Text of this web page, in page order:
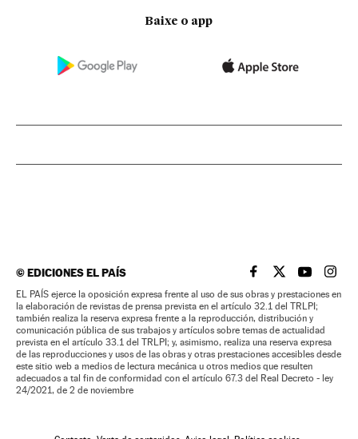
Baixe o app
©EDICIONES EL PAÍS EL PAÍS BRASIL EN
EL PAÍSEL PAÍS
EL
EL PAÍS ejerce la oposición expresa frente al uso de sus obras y prestaciones en
la elaboración de revistas de prensa prevista en el artículo 32.1 del TRLPI;
también realiza la reserva expresa frente a la reproducción, distribución y
comunicación pública de sus trabajos y artículos sobre temas de actualidad
prevista en el artículo 33.1 del TRLPI; y, asimismo, realiza una reserva expresa
de las reproducciones y usos de las obras y otras prestaciones accesibles desde
este sitio web a medios de lectura mecánica u otros medios que resulten
adecuados a tal fin de conformidad con el artículo 67.3 del Real Decreto - ley
24/2021, de 2 de noviembre